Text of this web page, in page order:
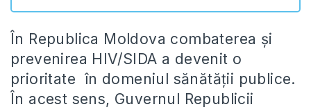
În Republica Moldova combaterea și
prevenirea HIV/SIDA a devenit o
prioritate în domeniul sănătății publice.
În acest sens, Guvernul Republicii